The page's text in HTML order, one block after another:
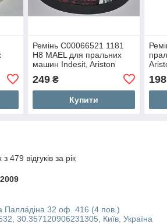
Ремінь C00066521 1181
H8 MAEL для пральних
машин Indesit, Ariston
249₴
Купити
198
479 відгуків за рік
Палла́діна 32 оф. 416 (4 пов.)
30.357120906231305, Київ, Україна